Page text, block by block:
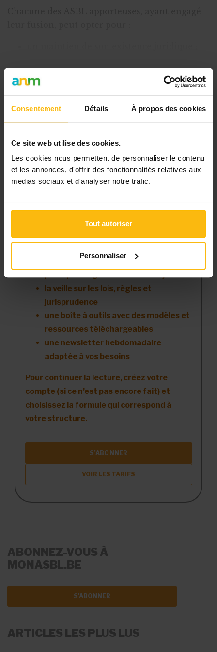
Consentement Détails À propos des cookies
Ce site web utilise des cookies.
Les cookies nous permettent de personnaliser le contenu
et les annonces, d'offrir des fonctionnalités relatives aux
médias sociaux et d'analyser notre trafic.
Tout autoriser
Personnaliser
La fusi
Cet article est réservé aux
pratiques et à une expertise actualisée
pour gérer efficacement votre ASBL.
:
des articles, dossiers et conseils
pratiques régulièrement mis à jour
la veille sur les lois, règles et
jurisprudence
une boîte à outils avec des modèles et
ressources téléchargeables
une newsletter hebdomadaire
adaptée à vos besoins
Pour continuer la lecture, créez votre
compte (si ce n’est pas encore fait) et
choisissez la formule qui correspond à
votre structure.
S’ABONNER
VOIR LES TARIFS
ABONNEZ-VOUS À
MONASBL.BE
S'ABONNER
ARTICLES LES PLUS LUS